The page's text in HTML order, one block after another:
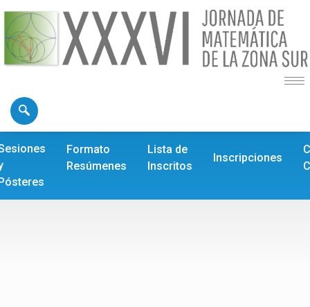
Formato
Resúmenes
Lista de
Inscritos
Inscripciones